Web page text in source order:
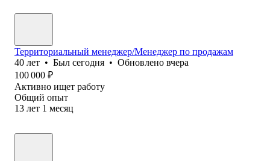
Территориальный менеджер/Менеджер по продажам
40 лет • Был сегодня • Обновлено вчера
100 000 ₽
Активно ищет работу
Общий опыт
13 лет 1 месяц